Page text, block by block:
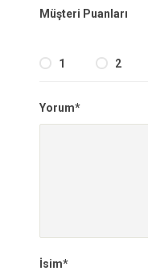
Müşteri Puanları
1 2
Yorum*
İsim*